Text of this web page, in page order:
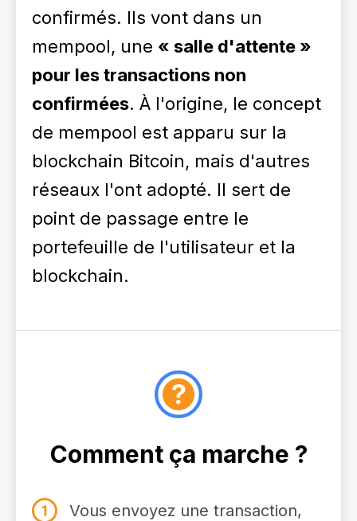
confirmés. Ils vont dans un
mempool, une « salle d'attente »
pour les transactions non
confirmées. À l'origine, le concept
de mempool est apparu sur la
blockchain Bitcoin, mais d'autres
réseaux l'ont adopté. Il sert de
point de passage entre le
portefeuille de l'utilisateur et la
blockchain.
Comment ça marche ?
Vous envoyez une transaction,